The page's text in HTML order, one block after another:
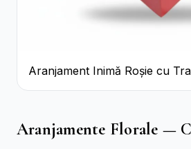
Aranjament Inimă Roșie cu
și Ferrero Rocher Premium
Aranjamente Florale —